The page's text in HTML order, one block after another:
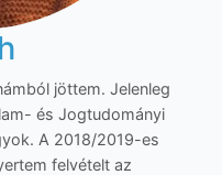
jöttem. Jelenleg
és Jogtudományi
A 2018/2019-es
felvételt az